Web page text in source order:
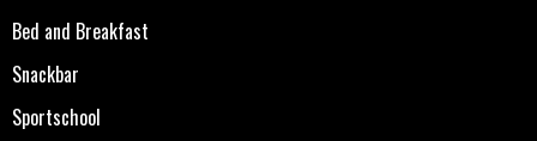
Bed and Breakfast
Snackbar
Sportschool